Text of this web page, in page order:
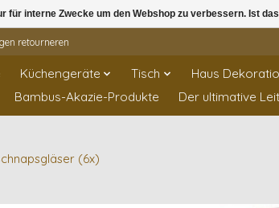
retourneren
Küchengeräte Tisch Haus
Bambus-Akazie-Produkte
Der ultimative
(6x)
für interne Zwecke um den Webshop zu verbessern. Ist